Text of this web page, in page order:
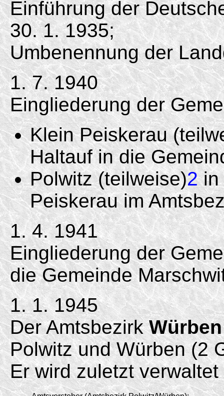
Einführung der
30. 1. 1935;
Umbenennung der
1. 7. 1940
Eingliederung der
Klein Peiskerau
Haltauf in die
Polwitz (teilweise)2in
Peiskerau im
1. 4. 1941
Eingliederung der
die Gemeinde
1. 1. 1945
Der AmtsbezirkWürben
Polwitz und Würben (2
Er wird zuletzt